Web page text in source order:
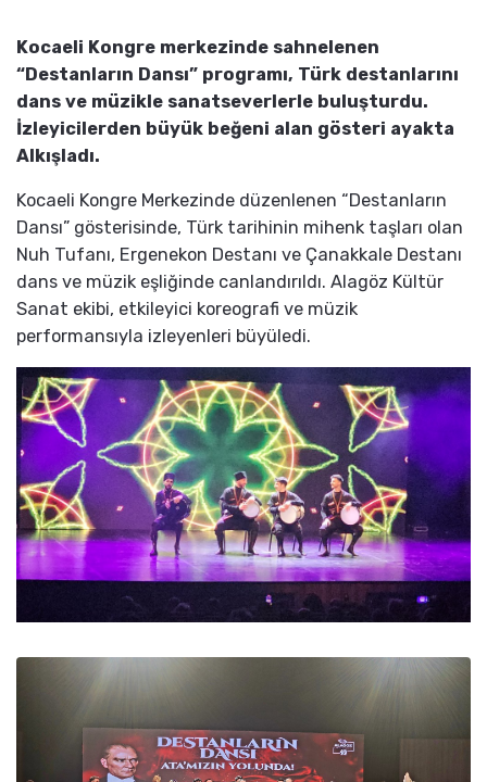
Kocaeli Kongre merkezinde sahnelenen
“Destanların Dansı” programı, Türk destanlarını
dans ve müzikle sanatseverlerle buluşturdu.
İzleyicilerden büyük beğeni alan gösteri ayakta
Alkışladı.
Kocaeli Kongre Merkezinde düzenlenen “Destanların
Dansı” gösterisinde, Türk tarihinin mihenk taşları olan
Nuh Tufanı, Ergenekon Destanı ve Çanakkale Destanı
dans ve müzik eşliğinde canlandırıldı. Alagöz Kültür
Sanat ekibi, etkileyici koreografi ve müzik
performansıyla izleyenleri büyüledi.